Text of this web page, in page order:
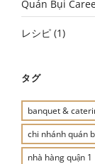
Quán Bụi
レシピ (1)
タグ
banquet &
chi nhánh quán
nhà hàng quận 1